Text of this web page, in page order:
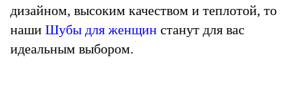
дизайном, высоким качеством и теплотой, то
наши Шубы для женщин станут для вас
идеальным выбором.